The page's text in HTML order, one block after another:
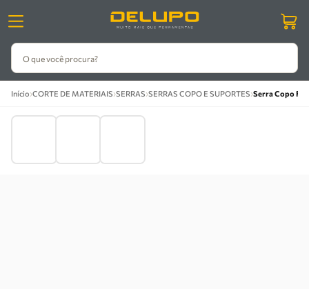
O que você procura?
Início›CORTE DE MATERIAIS›SERRAS›SERRAS COPO E SUPORTES›Serra Copo